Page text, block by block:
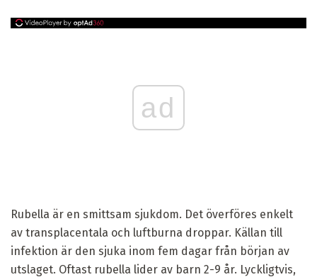
ad
Rubella är en smittsam sjukdom. Det överföres enkelt
av transplacentala och luftburna droppar. Källan till
infektion är den sjuka inom fem dagar från början av
utslaget. Oftast rubella lider av barn 2-9 år. Lyckligtvis,